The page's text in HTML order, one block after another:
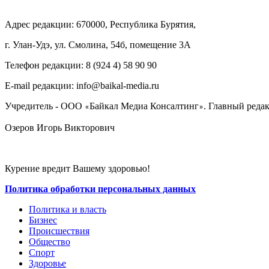
Адрес редакции: 670000, Республика Бурятия,
г. Улан-Удэ, ул. Смолина, 54б, помещение 3А
Телефон редакции: ‎‎8 (924 4) 58 90 90
E-mail редакции: info@baikal-media.ru
Учредитель - ООО «Байкал Медиа Консалтинг». Главный
Озеров Игорь Викторович
Курение вредит Вашему здоровью!
Политика обработки персональных данных
Политика и власть
Бизнес
Происшествия
Общество
Cпорт
Здоровье